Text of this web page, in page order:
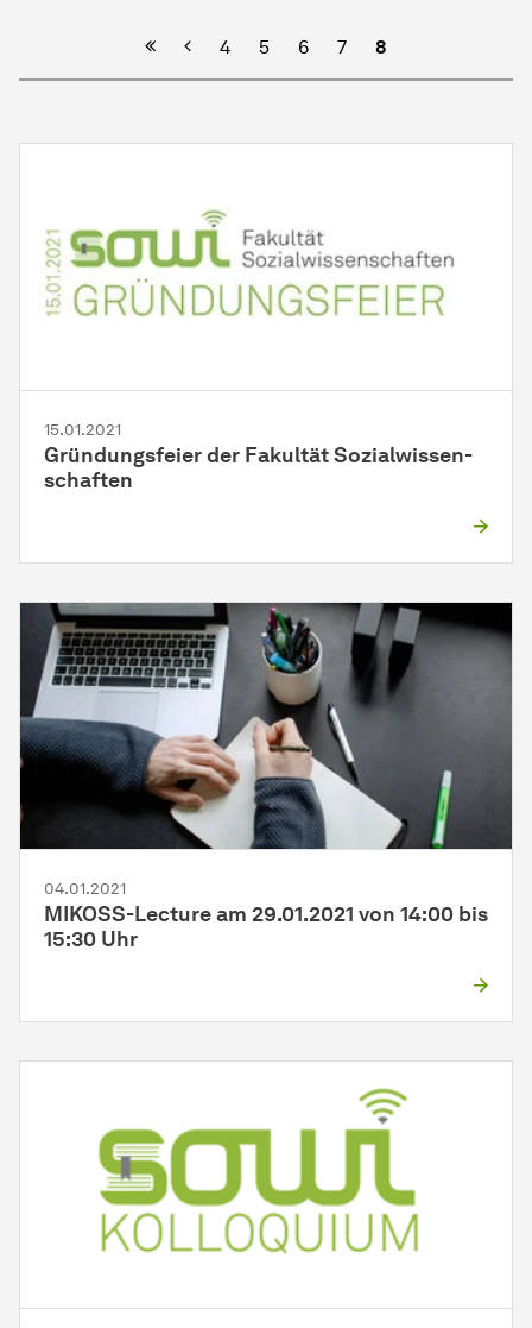
Vorherige
4 5 6 7 8
15.01.2021
Gründungsfeier der FakultätSozial­wissen­
schaften
04.01.2021
MIKOSS-Lecture am 29.01.2021 von 14:00 bis
15:30 Uhr